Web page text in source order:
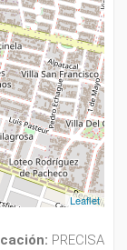
Leaflet
PRECISA